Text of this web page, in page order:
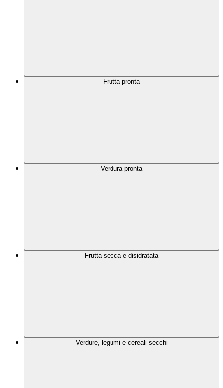
Frutta pronta
Verdura pronta
Frutta secca e disidratata
Verdure, legumi e cereali secchi